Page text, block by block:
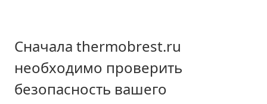
Сначала thermobrest.ru
необходимо проверить
безопасность вашего